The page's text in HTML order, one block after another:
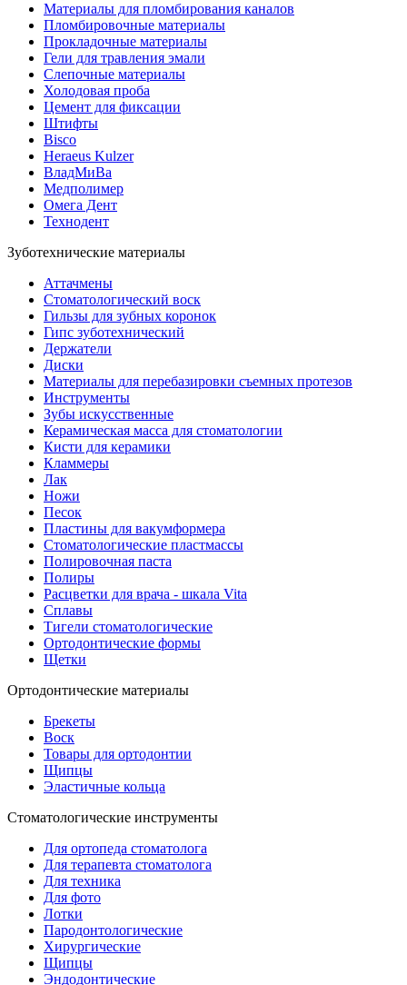
Материалы для пломбирования каналов
Пломбировочные материалы
Прокладочные материалы
Гели для травления эмали
Слепочные материалы
Холодовая проба
Цемент для фиксации
Штифты
Bisco
Heraeus Kulzer
ВладМиВа
Медполимер
Омега Дент
Технодент
Зуботехнические материалы
Аттачмены
Стоматологический воск
Гильзы для зубных коронок
Гипс зуботехнический
Держатели
Диски
Материалы для перебазировки съемных протезов
Инструменты
Зубы искусственные
Керамическая масса для стоматологии
Кисти для керамики
Кламмеры
Лак
Ножи
Песок
Пластины для вакумформера
Стоматологические пластмассы
Полировочная паста
Полиры
Расцветки для врача - шкала Vita
Сплавы
Тигели стоматологические
Ортодонтические формы
Щетки
Ортодонтические материалы
Брекеты
Воск
Товары для ортодонтии
Щипцы
Эластичные кольца
Стоматологические инструменты
Для ортопеда стоматолога
Для терапевта стоматолога
Для техника
Для фото
Лотки
Пародонтологические
Хирургические
Щипцы
Эндодонтические